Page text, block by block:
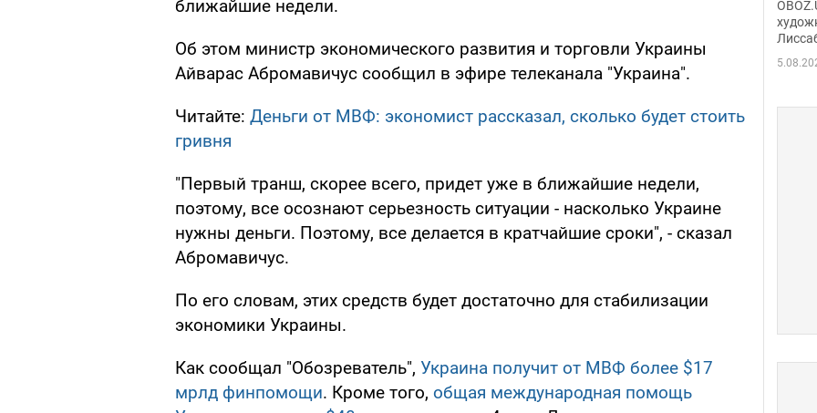
ближайшие недели.
Об этом министр экономического развития и торговли Украины
Айварас Абромавичус сообщил в эфире телеканала "Украина".
Читайте: Деньги от МВФ: экономист рассказал, сколько будет стоить
гривня
"Первый транш, скорее всего, придет уже в ближайшие недели,
поэтому, все осознают серьезность ситуации - насколько Украине
нужны деньги. Поэтому, все делается в кратчайшие сроки", - сказал
Абромавичус.
По его словам, этих средств будет достаточно для стабилизации
экономики Украины.
Как сообщал "Обозреватель", Украина получит от МВФ более $17
мрлд финпомощи. Кроме того, общая международная помощь
сына